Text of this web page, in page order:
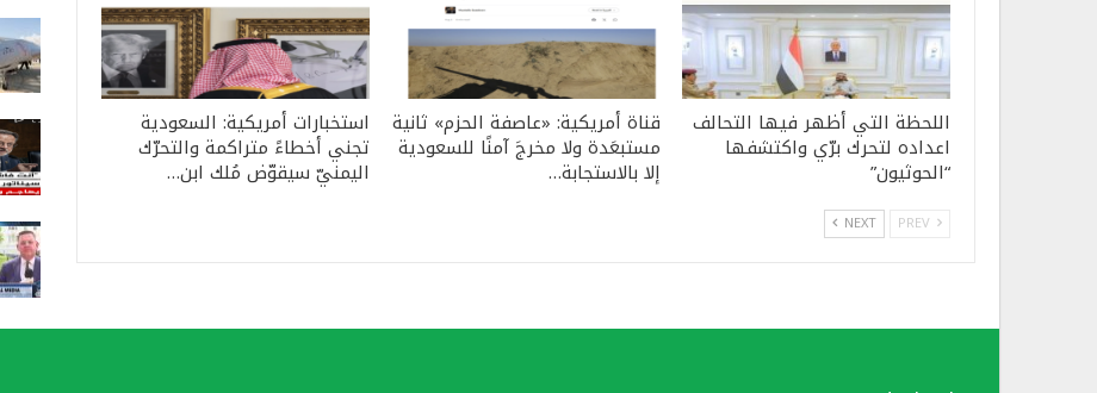
اللحظة التي أظهر فيها التحالف
اعداده لتحرك برّي واكتشفها
“الحوثيون”
قناة أمريكية: «عاصفة الحزم» ثانية
مستبعَدة ولا مخرجَ آمنًا للسعودية
إلا بالاستجابة…
استخبارات أمريكية: السعودية
تجني أخطاءً متراكمة والتحرّك
اليمنيّ سيقوّض مُلك ابن…
NEXT